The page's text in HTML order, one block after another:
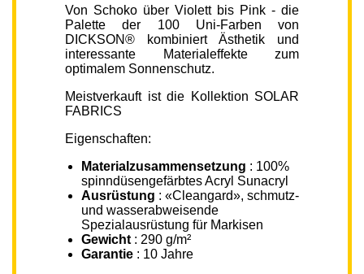
Von Schoko über Violett bis Pink - die
Palette der 100 Uni-Farben von
DICKSON® kombiniert Ästhetik und
interessante Materialeffekte zum
optimalem Sonnenschutz.
Meistverkauft ist die Kollektion SOLAR
FABRICS
Eigenschaften:
Materialzusammensetzung : 100%
spinndüsengefärbtes Acryl Sunacryl
Ausrüstung : «Cleangard», schmutz-
und wasserabweisende
Spezialausrüstung für Markisen
Gewicht : 290 g/m²
Garantie : 10 Jahre